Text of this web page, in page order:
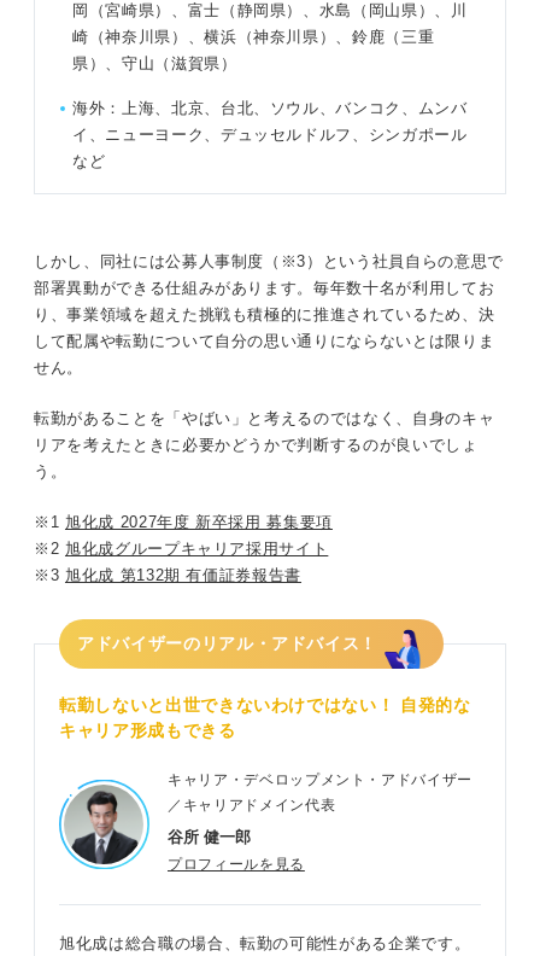
岡（宮崎県）、富士（静岡県）、水島（岡山県）、川
崎（神奈川県）、横浜（神奈川県）、鈴鹿（三重
県）、守山（滋賀県）
海外：上海、北京、台北、ソウル、バンコク、ムンバ
イ、ニューヨーク、デュッセルドルフ、シンガポール
など
しかし、同社には公募人事制度（※3）という社員自らの意思で
部署異動ができる仕組みがあります。毎年数十名が利用してお
り、事業領域を超えた挑戦も積極的に推進されているため、決
して配属や転勤について自分の思い通りにならないとは限りま
せん。
転勤があることを「やばい」と考えるのではなく、自身のキャ
リアを考えたときに必要かどうかで判断するのが良いでしょ
う。
※1 旭化成 2027年度 新卒採用 募集要項
※2 旭化成グループキャリア採用サイト
※3 旭化成 第132期 有価証券報告書
アドバイザーのリアル・アドバイス！
転勤しないと出世できないわけではない！ 自発的な
キャリア形成もできる
キャリア・デベロップメント・アドバイザー
／キャリアドメイン代表
谷所 健一郎
プロフィールを見る
旭化成は総合職の場合、転勤の可能性がある企業です。